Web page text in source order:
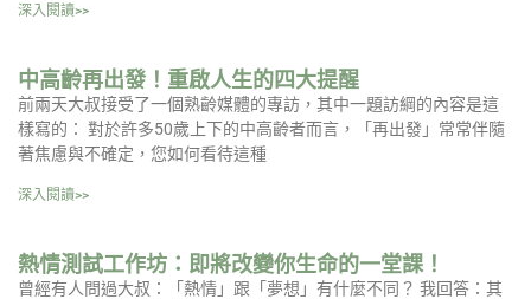
深入閱讀>>
中高齡再出發！重啟人生的四大提醒
前兩天大叔接受了一個熟齡媒體的專訪，其中一題訪綱的內容是這
樣寫的： 對於許多50歲上下的中高齡者而言，「再出發」常常伴隨
著焦慮與不確定，您如何看待這種
深入閱讀>>
熱情測試工作坊：即將改變你生命的一堂課！
曾經有人問過大叔：「熱情」跟「夢想」有什麼不同？ 我回答：其